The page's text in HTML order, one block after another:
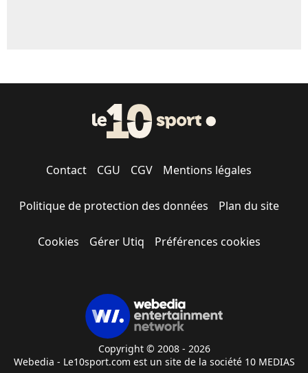
Contact CGU CGV Mentions légales
Politique de protection des données Plan du site
Cookies Gérer Utiq Préférences cookies
Copyright © 2008 - 2026
Webedia - Le10sport.com est un site de la société 10 MEDIAS